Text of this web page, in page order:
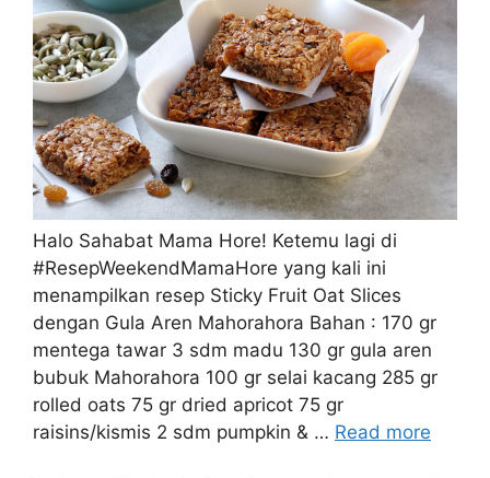
Halo Sahabat Mama Hore! Ketemu lagi di
#ResepWeekendMamaHore yang kali ini
menampilkan resep Sticky Fruit Oat Slices
dengan Gula Aren Mahorahora Bahan : 170 gr
mentega tawar 3 sdm madu 130 gr gula aren
bubuk Mahorahora 100 gr selai kacang 285 gr
rolled oats 75 gr dried apricot 75 gr
raisins/kismis 2 sdm pumpkin & … Read more